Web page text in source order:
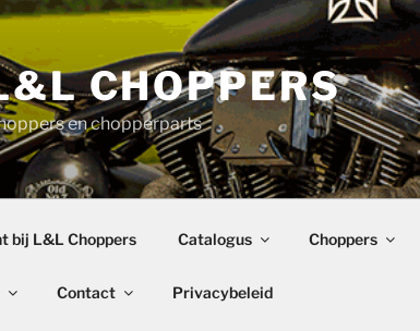
CHOPPERS
en chopperparts
bij L&L Choppers Catalogus Choppers
Contact Privacybeleid